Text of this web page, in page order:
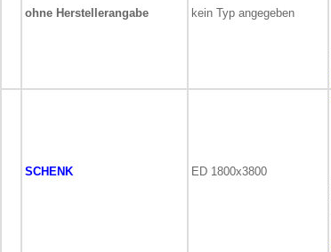
ohne Herstellerangabe kein Typ angegeben
SCHENK ED 1800x3800